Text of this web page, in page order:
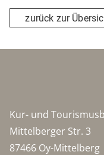
zurück zur
Kur- und
Mittelberger Str. 3
87466 Oy-Mittelberg